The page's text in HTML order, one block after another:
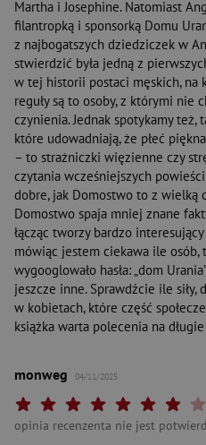
Martha i Josephine. Natomiast
filantropką i sponsorką Domu
z najbogatszych dziedziczek w
stwierdzić była jedną z
w tej historii postaci męskich, na
reguły są to osoby, z którymi nie
czynienia. Jednak spotykamy
które udowadniają, że płeć
– to strażniczki więzienne czy
czytania wcześniejszych
dobre, jak Domostwo to z wielką
Domostwo spaja mniej znane
łącząc tworzy bardzo
mówiąc jestem ciekawa ile osób,
wygooglowało hasła: „dom
jeszcze inne. Sprawdźcie ile
w kobietach, które część
książka warta polecenia na
monweg 04/11/2025
Twoja
Twoja
Twoja ocena:
Twoja ocena: Może
Twoja ocena: Słaba 3/10"
Twoja ocena: Bardzo słaba
Twoja ocena: Beznadziejna 1/10"
opinia recenzenta nie jest